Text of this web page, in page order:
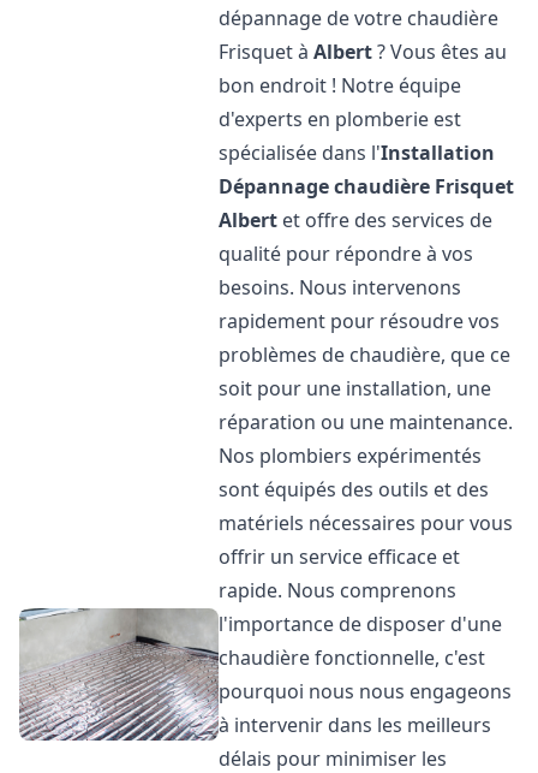
dépannage de votre chaudière
Frisquet àAlbert? Vous êtes au
bon endroit ! Notre équipe
d'experts en plomberie est
spécialisée dans l'Installation
Dépannage chaudière Frisquet
Albert et offre des services de
qualité pour répondre à vos
besoins. Nous intervenons
rapidement pour résoudre vos
problèmes de chaudière, que ce
soit pour une installation, une
réparation ou une maintenance.
Nos plombiers expérimentés
sont équipés des outils et des
matériels nécessaires pour vous
offrir un service efficace et
rapide. Nous comprenons
l'importance de disposer d'une
chaudière fonctionnelle, c'est
pourquoi nous nous engageons
à intervenir dans les meilleurs
délais pour minimiser les